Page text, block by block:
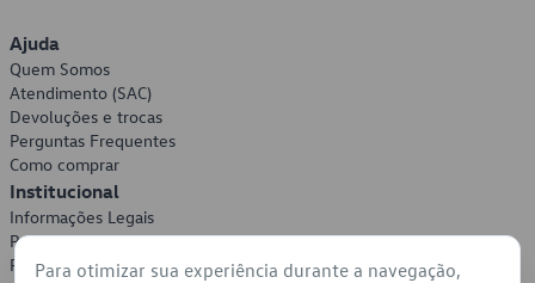
Ajuda
Quem Somos
Atendimento (SAC)
Devoluções e trocas
Perguntas Frequentes
Como comprar
Institucional
Informações Legais
Política de Privacidade
Política de Cookies
Para otimizar sua experiência durante a navegação,